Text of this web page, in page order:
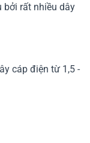
bởi rất nhiều dây
cáp điện từ 1,5 -